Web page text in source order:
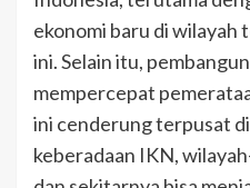
ekonomi baru di wilayah
ini. Selain itu,
mempercepat
ini cenderung terpusat
keberadaan IKN,